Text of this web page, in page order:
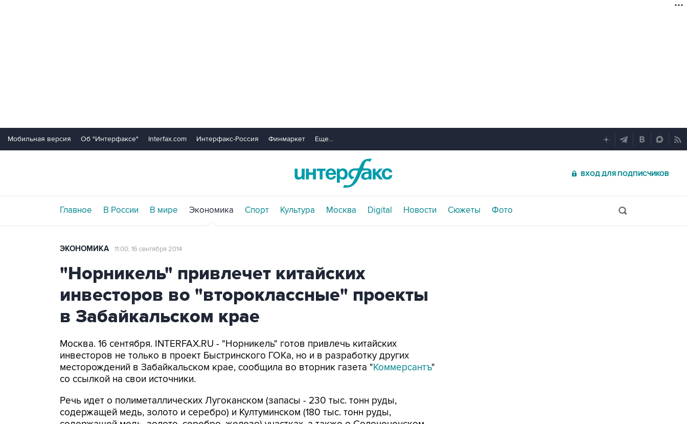
Мобильная версия Об "Интерфаксе" Interfax.com Интерфакс-Россия Финмаркет Еще...
ВХОД ДЛЯ ПОДПИСЧИКОВ
Главное В России В мире Экономика Спорт Культура Москва Digital Новости Сюжеты Фото
ЭКОНОМИКА 11:00, 16 сентября 2014
"Норникель" привлечет китайских
инвесторов во "второклассные" проекты
в Забайкальском крае
Москва. 16 сентября. INTERFAX.RU - "Норникель" готов привлечь китайских
инвесторов не только в проект Быстринского ГОКа, но и в разработку других
месторождений в Забайкальском крае, сообщила во вторник газета "Коммерсантъ"
со ссылкой на свои источники.
Речь идет о полиметаллических Лугоканском (запасы - 230 тыс. тонн руды,
содержащей медь, золото и серебро) и Култуминском (180 тыс. тонн руды,